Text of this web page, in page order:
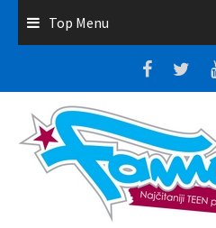
Top Menu